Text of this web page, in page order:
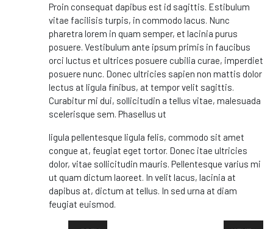
Proin consequat dapibus est id sagittis. Estibulum
vitae facilisis turpis, in commodo lacus. Nunc
pharetra lorem in quam semper, et lacinia purus
posuere. Vestibulum ante ipsum primis in faucibus
orci luctus et ultrices posuere cubilia curae, imperdiet
posuere nunc. Donec ultricies sapien non mattis dolor
lectus at ligula finibus, at tempor velit sagittis.
Curabitur mi dui, sollicitudin a tellus vitae, malesuada
scelerisque sem. Phasellus ut
ligula pellentesque ligula felis, commodo sit amet
congue at, feugiat eget tortor. Donec itae ultricies
dolor, vitae sollicitudin mauris. Pellentesque varius mi
ut quam dictum laoreet. In velit lacus, lacinia at
dapibus at, dictum at tellus. In sed urna at diam
feugiat euismod.